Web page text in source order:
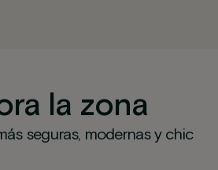
la zona
seguras, modernas y chic